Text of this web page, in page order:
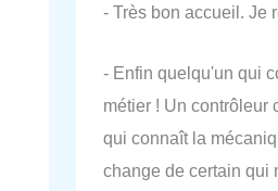
- Très bon accueil. Je
- Enfin quelqu'un qui
métier ! Un contrôleur
qui connaît la
change de certain qui